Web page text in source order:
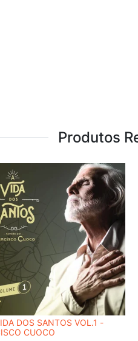
Produtos
DOS SANTOS VOL.1 -
CUOCO